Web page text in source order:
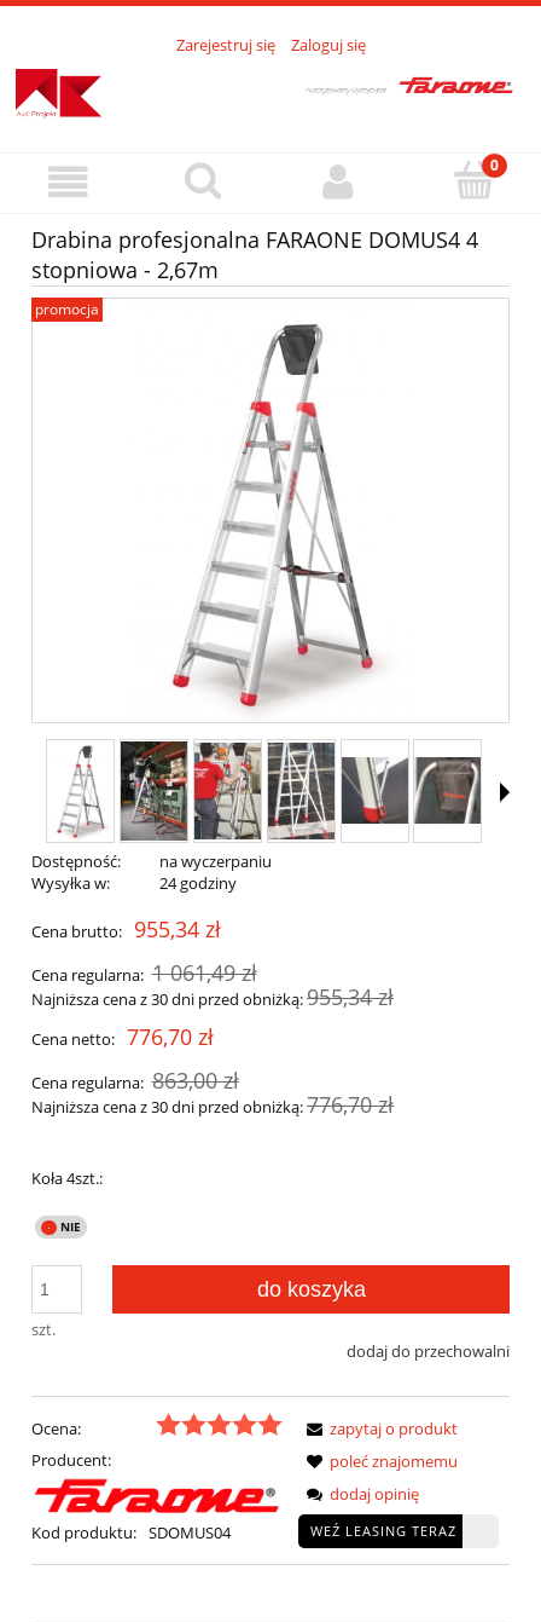
Zarejestruj się Zaloguj się
Drabina profesjonalna FARAONE DOMUS4 4
stopniowa - 2,67m
promocja
Dostępność:
na wyczerpaniu
Wysyłka w:
24 godziny
Cena brutto: 955,34 zł
Cena regularna: 1 061,49 zł
Najniższa cena z 30 dni przed obniżką:955,34 zł
Cena netto: 776,70 zł
Cena regularna: 863,00 zł
Najniższa cena z 30 dni przed obniżką:776,70 zł
Koła 4szt.:
szt.
do koszyka
dodaj do przechowalni
Ocena:
Producent:
Kod produktu: SDOMUS04
zapytaj o produkt
poleć znajomemu
dodaj opinię
WEŹ LEASING TERAZ